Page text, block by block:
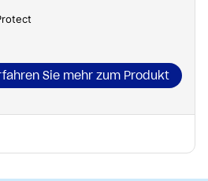
Sie mehr zum Produkt